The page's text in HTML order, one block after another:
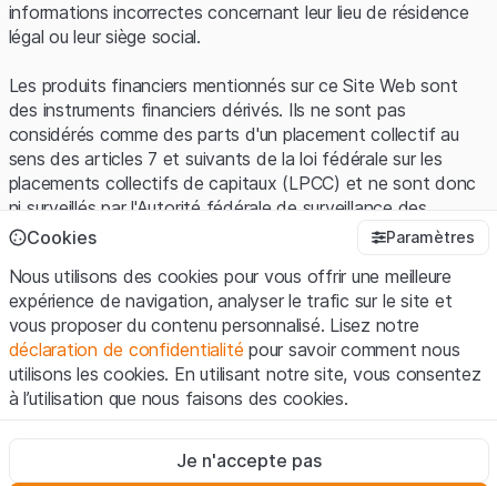
informations incorrectes concernant leur lieu de résidence
légal ou leur siège social.
Les produits financiers mentionnés sur ce Site Web sont
des instruments financiers dérivés. Ils ne sont pas
considérés comme des parts d'un placement collectif au
sens des articles 7 et suivants de la loi fédérale sur les
placements collectifs de capitaux (LPCC) et ne sont donc
ni surveillés par l'Autorité fédérale de surveillance des
marchés financiers (FINMA) ni enregistrés auprès de la
protection spécifique des investisseurs prévue par la LPCC.
Conditions d'utilisation et informations juridiques
En utilisant le Site Web de Leonteq Securities AG (ci-après
"Site Web"), vous confirmez que vous avez compris et que
vous acceptez les informations juridiques, les notes
vous n'acceptez pas les Conditions d'utilisation, veuillez-
vous abstenir d'utiliser ce Site Web.
Cookies Paramètres
Nous utilisons des cookies pour vous offrir une meilleure
expérience de navigation, analyser le trafic sur le site et
vous proposer du contenu personnalisé. Lisez notre
déclaration de confidentialité pour savoir comment nous
utilisons les cookies. En utilisant notre site, vous consentez
à l’utilisation que nous faisons des cookies.
Ces cookies sont nécessaires au bon fonctionnement du site
Je n'accepte pas